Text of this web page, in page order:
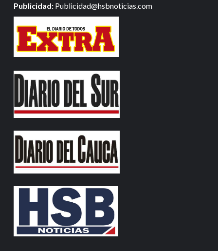
Publicidad: Publicidad@hsbnoticias.com